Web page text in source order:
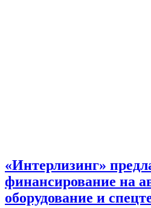
«Интерлизинг»
финансирование на
оборудование и